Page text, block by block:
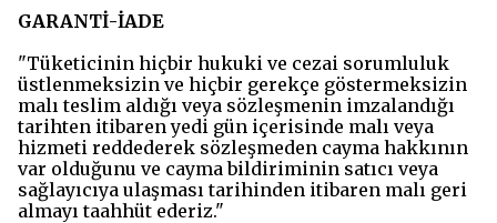
GARANTİ-İADE
"Tüketicinin hiçbir hukuki ve cezai sorumluluk
üstlenmeksizin ve hiçbir gerekçe göstermeksizin
malı teslim aldığı veya sözleşmenin imzalandığı
tarihten itibaren yedi gün içerisinde malı veya
hizmeti reddederek sözleşmeden cayma hakkının
var olduğunu ve cayma bildiriminin satıcı veya
sağlayıcıya ulaşması tarihinden itibaren malı geri
almayı taahhüt ederiz."